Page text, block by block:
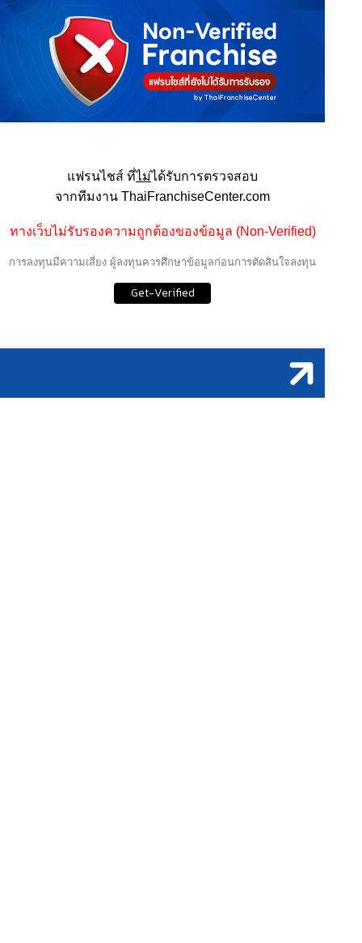
แฟรนไชส์ ที่ไม่ได้รับการตรวจสอบ
จากทีมงาน ThaiFranchiseCenter.com
ทางเว็บไม่รับรองความถูกต้องของข้อมูล (Non-Verified)
การลงทุนมีความเสี่ยง ผู้ลงทุนควรศึกษาข้อมูลก่อนการตัดสินใจลงทุน
Get-Verified